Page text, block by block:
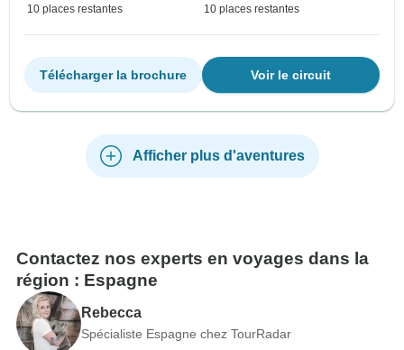
10 places restantes 10 places restantes
Voir le circuit
Télécharger la brochure
Afficher plus d'aventures
Contactez nos experts en voyages dans la
région : Espagne
Rebecca
Spécialiste Espagne chez TourRadar